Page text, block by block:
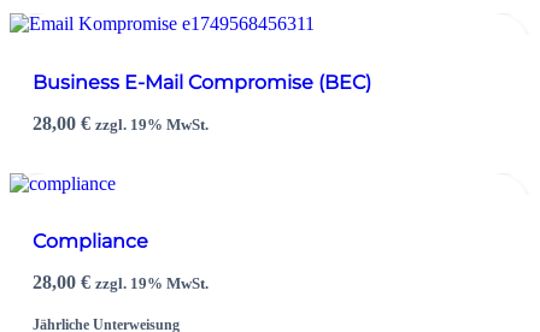
Business E-Mail Compromise (BEC)
28,00€ zzgl. 19% MwSt.
Compliance
28,00€ zzgl. 19% MwSt.
Jährliche Unterweisung